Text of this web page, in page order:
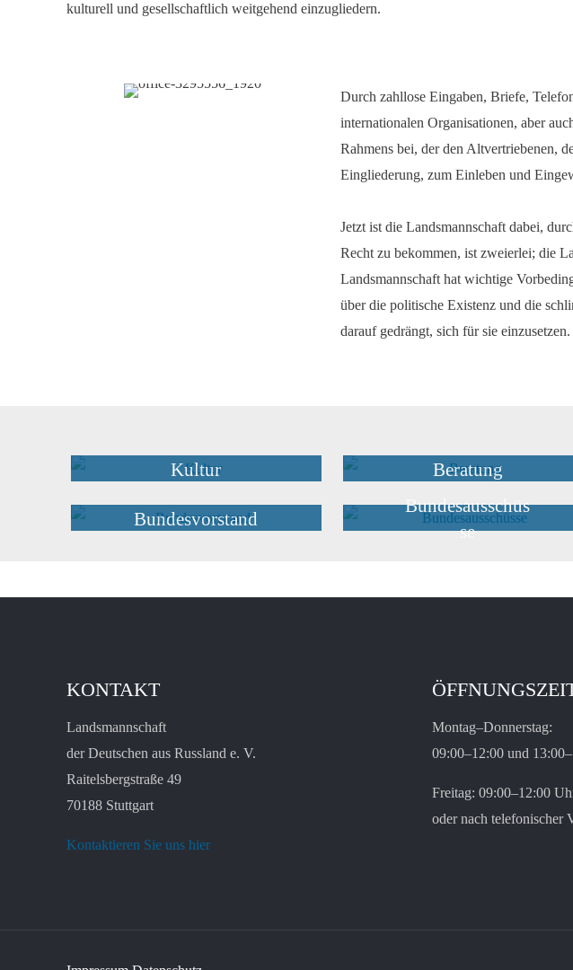
kulturell und gesellschaftlich weitgehend einzugliedern.
Durch zahllose Eingaben, Briefe,
internationalen Organisationen, aber
Rahmens bei, der den Altvertriebenen,
Eingliederung, zum Einleben und
Jetzt ist die Landsmannschaft dabei,
Recht zu bekommen, ist zweierlei; die
Landsmannschaft hat wichtige
über die politische Existenz und die
darauf gedrängt, sich für sie einzusetzen.
Kultur Beratung
Bundesvorstand
Bundesausschüs
se
KONTAKT
Landsmannschaft
der Deutschen aus Russland e. V.
Raitelsbergstraße 49
70188 Stuttgart
Kontaktieren Sie uns hier
Montag–Donnerstag:
09:00–12:00 und
Freitag: 09:00–12:00
oder nach telefonischer